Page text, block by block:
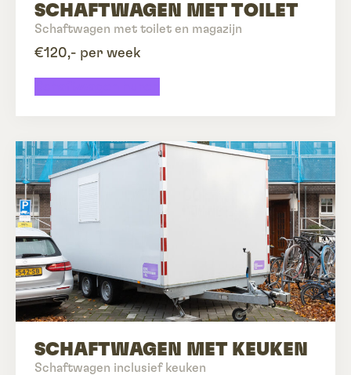
SCHAFTWAGEN MET TOILET
Schaftwagen met toilet en magazijn
€120,- per week
SCHAFTWAGEN MET KEUKEN
Schaftwagen inclusief keuken